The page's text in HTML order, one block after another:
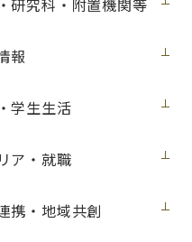
研究科・附置機関等
報
学生生活
ア・就職
携・地域共創